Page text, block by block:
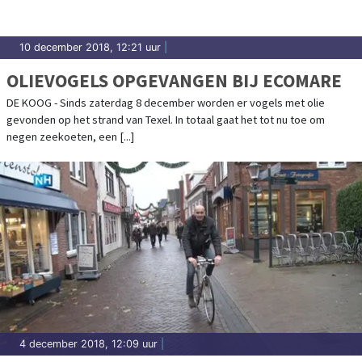
10 december 2018, 12:21 uur
OLIEVOGELS OPGEVANGEN BIJ ECOMARE
DE KOOG - Sinds zaterdag 8 december worden er vogels met olie
gevonden op het strand van Texel. In totaal gaat het tot nu toe om
negen zeekoeten, een [...]
4 december 2018, 12:09 uur